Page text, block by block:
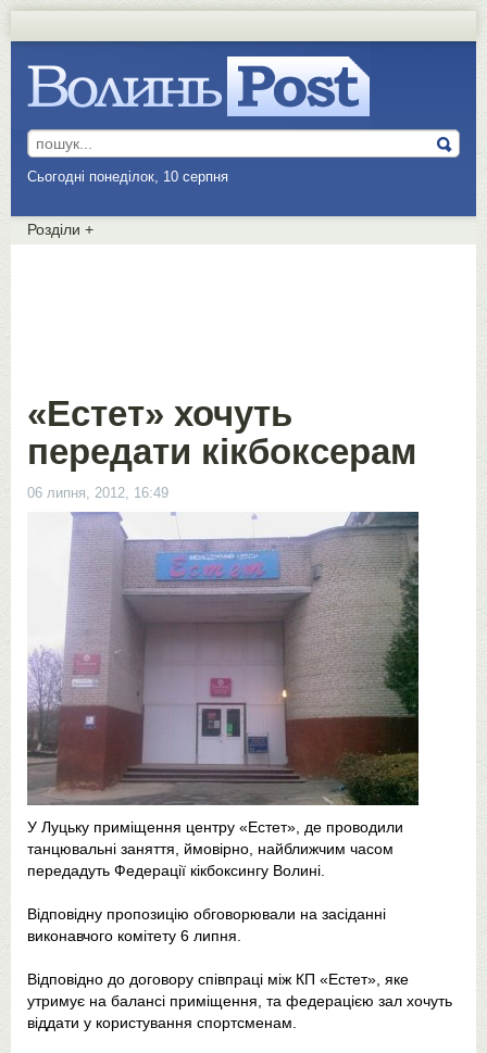
Сьогодні понеділок, 10 серпня
Розділи +
«Естет» хочуть
передати кікбоксерам
06 липня, 2012, 16:49
У Луцьку приміщення центру «Естет», де проводили
танцювальні заняття, ймовірно, найближчим часом
передадуть Федерації кікбоксингу Волині.
Відповідну пропозицію обговорювали на засіданні
виконавчого комітету 6 липня.
Відповідно до договору співпраці між КП «Естет», яке
утримує на балансі приміщення, та федерацією зал хочуть
віддати у користування спортсменам.